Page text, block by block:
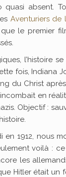
quasi absent.
Aventuriers de
le premier
l’histoire
fois, Indiana
du Christ
en
Objectif :
1912, nous
voilà :
les
Hitler était un